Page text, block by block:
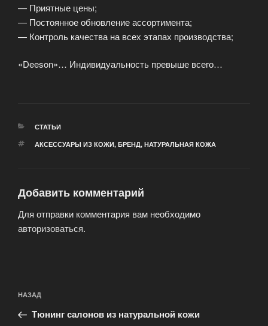
— Приятные цены;
— Постоянное обновление ассортимента;
— Контроль качества на всех этапах производства;
«Deeson»… Индивидуальность превыше всего…
РУБРИКИ
СТАТЬИ
МЕТКИ
АКСЕССУАРЫ ИЗ КОЖИ, БРЕНД, НАТУРАЛЬНАЯ КОЖА
Добавить комментарий
Для отправки комментария вам необходимо
авторизоваться.
по
записям
Предыдущая
запись:
НАЗАД
Тюнинг салонов из натуральной кожи